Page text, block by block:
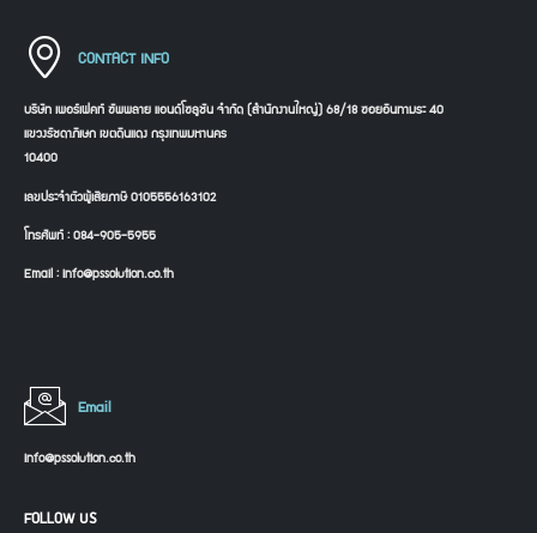
CONTACT INFO
บริษัท เพอร์เฟคท์ ซัพพลาย แอนด์โซลูชัน จำกัด (สำนักงานใหญ่) 68/18 ซอยอินทามระ 40
แขวงรัชดาภิเษก เขตดินแดง กรุงเทพมหานคร
10400
เลขประจำตัวผู้เสียภาษี 0105556163102
โทรศัพท์ : 084-905-5955
Email : info@pssolution.co.th
Email
info@pssolution.co.th
FOLLOW US